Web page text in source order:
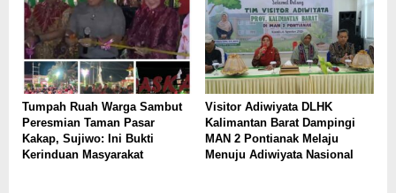
Tumpah Ruah Warga Sambut
Peresmian Taman Pasar
Kakap, Sujiwo: Ini Bukti
Kerinduan Masyarakat
Visitor Adiwiyata DLHK
Kalimantan Barat Dampingi
MAN 2 Pontianak Melaju
Menuju Adiwiyata Nasional